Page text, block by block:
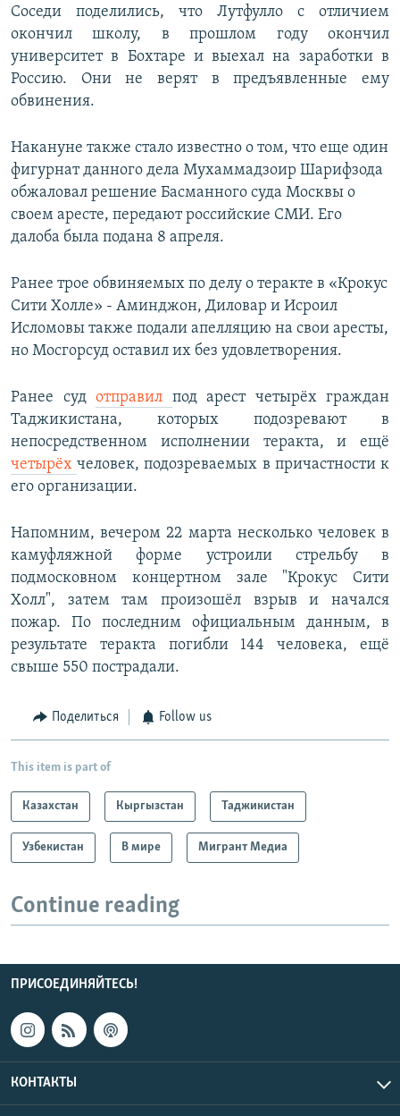
Соседи поделились, что Лутфулло с отличием
окончил школу, в прошлом году окончил
университет в Бохтаре и выехал на заработки в
Россию. Они не верят в предъявленные ему
обвинения.
Накануне также стало известно о том, что еще один
фигурнат данного дела Мухаммадзоир Шарифзода
обжаловал решение Басманного суда Москвы о
своем аресте, передают российские СМИ. Его
далоба была подана 8 апреля.
Ранее трое обвиняемых по делу о теракте в «Крокус
Сити Холле» - Аминджон, Диловар и Исроил
Исломовы также подали апелляцию на свои аресты,
но Мосгорсуд оставил их без удовлетворения.
Ранее суд отправил под арест четырёх граждан
Таджикистана, которых подозревают в
непосредственном исполнении теракта, и ещё
четырёхчеловек, подозреваемых в причастности к
его организации.
Напомним, вечером 22 марта несколько человек в
камуфляжной форме устроили стрельбу в
подмосковном концертном зале "Крокус Сити
Холл", затем там произошёл взрыв и начался
пожар. По последним официальным данным, в
результате теракта погибли 144 человека, ещё
свыше 550 пострадали.
Поделиться Follow us
This item is part of
Казахстан Кыргызстан Таджикистан
Узбекистан В мире Мигрант Медиа
Continue reading
ПРИСОЕДИНЯЙТЕСЬ!
КОНТАКТЫ